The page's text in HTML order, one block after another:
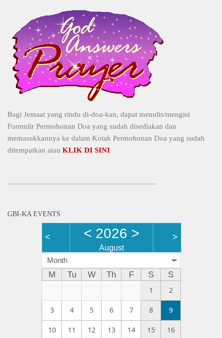
Bagi Jemaat yang rindu di-doa-kan, dapat menulis/mengisi
Formulir Permohonan Doa yang sudah disediakan dan
memasukkannya ke dalam Kotak Permohonan Doa yang sudah
ditempatkan atau KLIK DI SINI
GBI-KA EVENTS
< < 2026 >
August
>
Month
M Tu W Th F S
S
1
2
3 4 5 6 7 8 9
10 11 12 13 14 15 16